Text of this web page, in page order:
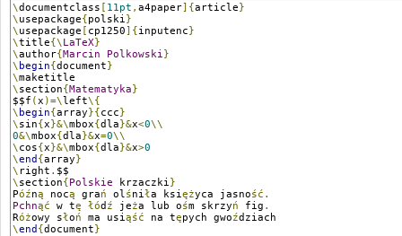
\documentclass [ 11pt , a4paper]{article}
\ usepackage{polski }
\ usepackage [ cp1250]{inputenc}
\title{\ LaTeX}
\author{Marcin Polkowski }
\ begin{document}
\maketitle
\ section{Matematyka}
$$f (x )=\left\{
\ begin{array}{ccc}
\ sin{x}&\mbox{dla}&x<0\\
0&\mbox{dla}&x=0\\
\ cos{x}&\mbox{dla}&x>0
\end {array}
\ right . $$
\ section{Polskie krzaczki }
Późną nocą grań ol śni ła ksi ężyca jasność.
Pchnąć w tę łód ź jeża lub ośm skrzyń fig .
Różowy słoń ma usi ąść na tępych gwoździach
\end {document}